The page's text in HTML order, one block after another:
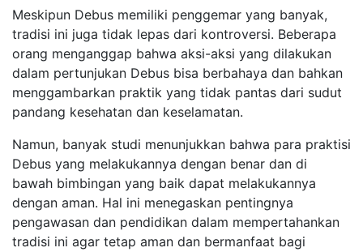
Meskipun Debus memiliki penggemar yang banyak,
tradisi ini juga tidak lepas dari kontroversi. Beberapa
orang menganggap bahwa aksi-aksi yang dilakukan
dalam pertunjukan Debus bisa berbahaya dan bahkan
menggambarkan praktik yang tidak pantas dari sudut
pandang kesehatan dan keselamatan.
Namun, banyak studi menunjukkan bahwa para praktisi
Debus yang melakukannya dengan benar dan di
bawah bimbingan yang baik dapat melakukannya
dengan aman. Hal ini menegaskan pentingnya
pengawasan dan pendidikan dalam mempertahankan
tradisi ini agar tetap aman dan bermanfaat bagi